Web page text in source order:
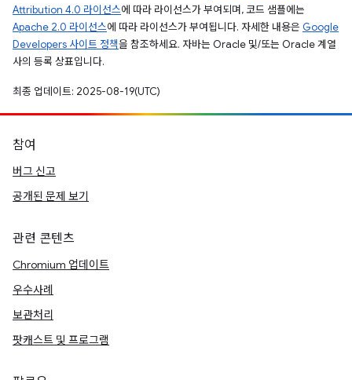
Attribution 4.0 라이선스에 따라 라이선스가 부여되며, 코드 샘플에는
Apache 2.0 라이선스에 따라 라이선스가 부여됩니다. 자세한 내용은 Google
Developers 사이트 정책을 참조하세요. 자바는 Oracle 및/또는 Oracle 계열
사의 등록 상표입니다.
최종 업데이트: 2025-08-19(UTC)
참여
버그 신고
공개된 문제 보기
관련 콘텐츠
Chromium 업데이트
우수사례
보관처리
팟캐스트 및 프로그램